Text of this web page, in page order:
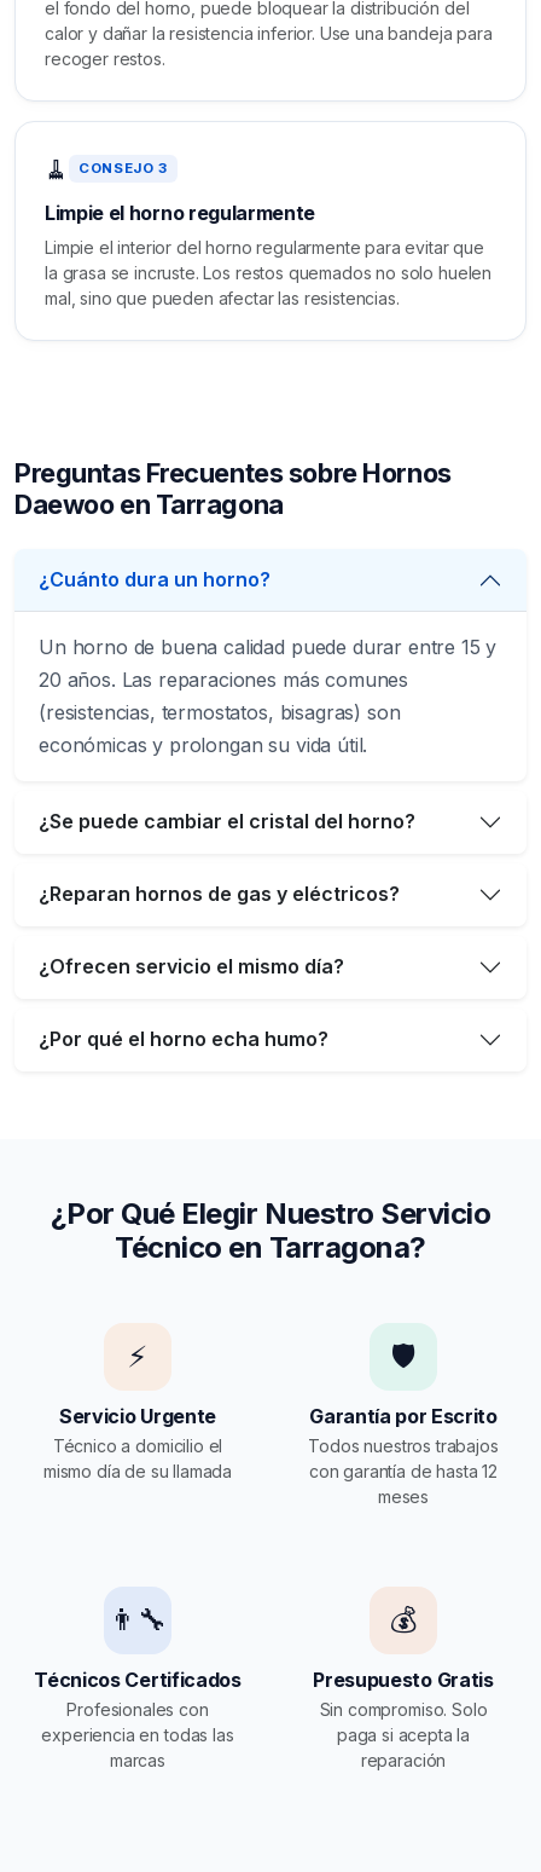
el fondo del horno, puede bloquear la distribución del
calor y dañar la resistencia inferior. Use una bandeja para
recoger restos.
🧹 CONSEJO 3
Limpie el horno regularmente
Limpie el interior del horno regularmente para evitar que
la grasa se incruste. Los restos quemados no solo huelen
mal, sino que pueden afectar las resistencias.
Preguntas Frecuentes sobre Hornos
Daewoo en Tarragona
¿Cuánto dura un horno?
Un horno de buena calidad puede durar entre 15 y
20 años. Las reparaciones más comunes
(resistencias, termostatos, bisagras) son
económicas y prolongan su vida útil.
¿Se puede cambiar el cristal del horno?
¿Reparan hornos de gas y eléctricos?
¿Ofrecen servicio el mismo día?
¿Por qué el horno echa humo?
¿Por Qué Elegir Nuestro Servicio
Técnico en Tarragona?
⚡
Servicio Urgente
Técnico a domicilio el
mismo día de su llamada
🛡️
Garantía por Escrito
Todos nuestros trabajos
con garantía de hasta 12
meses
👨‍🔧
Técnicos Certificados
Profesionales con
experiencia en todas las
marcas
💰
Presupuesto Gratis
Sin compromiso. Solo
paga si acepta la
reparación